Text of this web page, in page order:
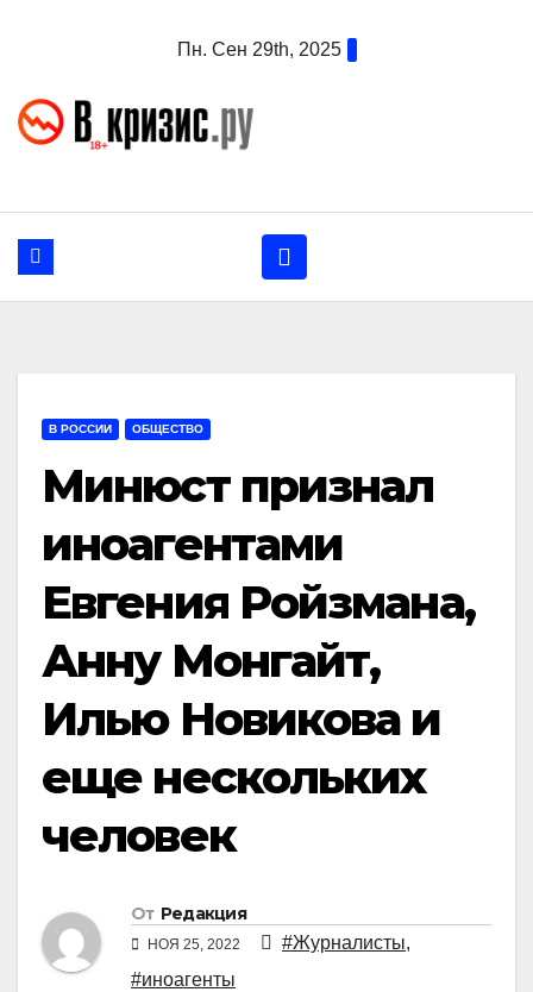
Пн. Сен 29th, 2025
В РОССИИ ОБЩЕСТВО
Минюст признал
иноагентами
Евгения Ройзмана,
Анну Монгайт,
Илью Новикова и
еще нескольких
человек
От Редакция
НОЯ 25, 2022 #Журналисты,
#иноагенты